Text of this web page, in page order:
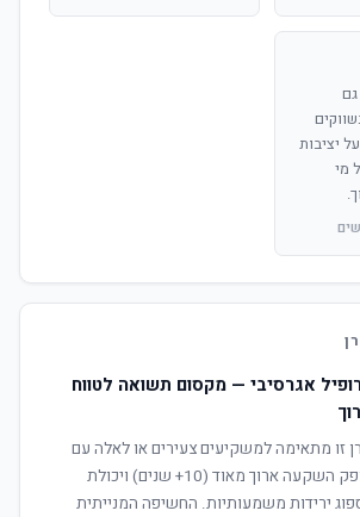
גם
יציבות
מי
אגרסיבי — מקסום תשואה לטווח
זו מתאימה למשקיעים צעירים או לאלה עם
אופק השקעה ארוך מאוד (10+ שנים) ויכולת
ירידות משמעותיות. החשיפה המנייתית